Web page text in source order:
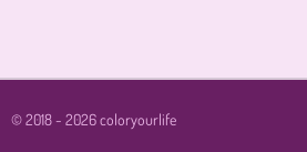
© 2018 - 2026 coloryourlife